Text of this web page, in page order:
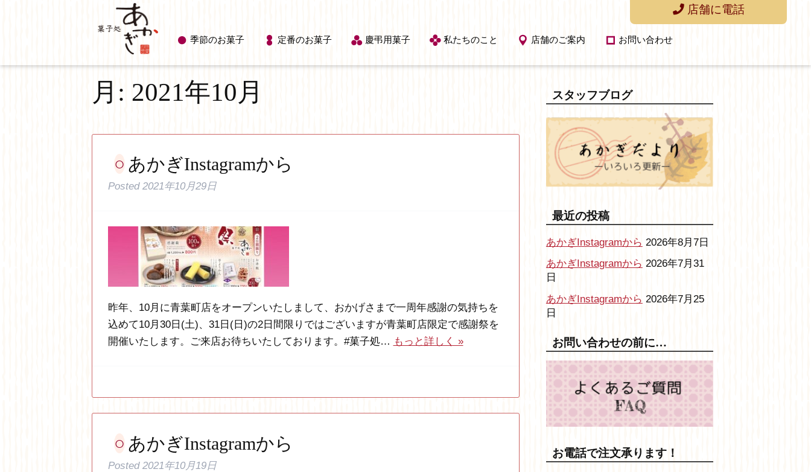
季節のお菓子 定番のお菓子 慶弔用菓子 私たちのこと 店舗のご案内 お問い合わせ
月: 2021年10月
あかぎInstagramから
Posted 2021年10月29日
昨年、10月に青葉町店をオープンいたしまして、おかげさまで一周年感謝の気持ちを
込めて10月30日(土)、31日(日)の2日間限りではございますが青葉町店限定で感謝祭を
開催いたします。ご来店お待ちいたしております。#菓子処… もっと詳しく »
あかぎInstagramから
Posted 2021年10月19日
スタッフブログ
最近の投稿
あかぎInstagramから 2026年8月7日
あかぎInstagramから 2026年7月31
日
あかぎInstagramから 2026年7月25
日
お問い合わせの前に…
お電話で注文承ります！
店舗に電話